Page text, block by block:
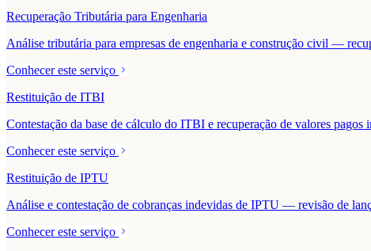
Recuperação Tributária para Engenharia
Análise tributária para empresas de engenharia e construção civil —
Conhecer este serviço
Restituição de ITBI
Contestação da base de cálculo do ITBI e recuperação de valores
Conhecer este serviço
Restituição de IPTU
Análise e contestação de cobranças indevidas de IPTU — revisão de
Conhecer este serviço